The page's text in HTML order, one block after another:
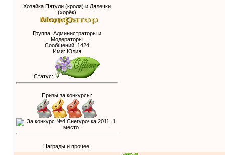
Хозяйка Пятули (кроля) и Лялечки
(хорёк)
Группа: Администраторы и
Модераторы
Сообщений: 1424
Имя: Юлия
Статус:
Призы за конкурсы:
Награды и прочее: